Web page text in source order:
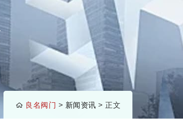
良名阀门 > 新闻资讯 > 正文